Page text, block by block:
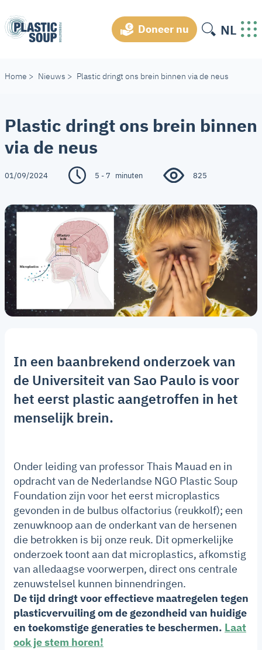
Doneer nu NL
Home > Nieuws > Plastic dringt ons brein binnen via de neus
Plastic dringt ons brein binnen
via de neus
01/09/2024 5 - 7 minuten 825
In een baanbrekend onderzoek van
de Universiteit van Sao Paulo is voor
het eerst plastic aangetroffen in het
menselijk brein.
Onder leiding van professor Thais Mauad en in
opdracht van de Nederlandse NGO Plastic Soup
Foundation zijn voor het eerst microplastics
gevonden in de bulbus olfactorius (reukkolf); een
zenuwknoop aan de onderkant van de hersenen
die betrokken is bij onze reuk. Dit opmerkelijke
onderzoek toont aan dat microplastics, afkomstig
van alledaagse voorwerpen, direct ons centrale
zenuwstelsel kunnen binnendringen.
De tijd dringt voor effectieve maatregelen tegen
plasticvervuiling om de gezondheid van huidige
en toekomstige generaties te beschermen. Laat
ook je stem horen!